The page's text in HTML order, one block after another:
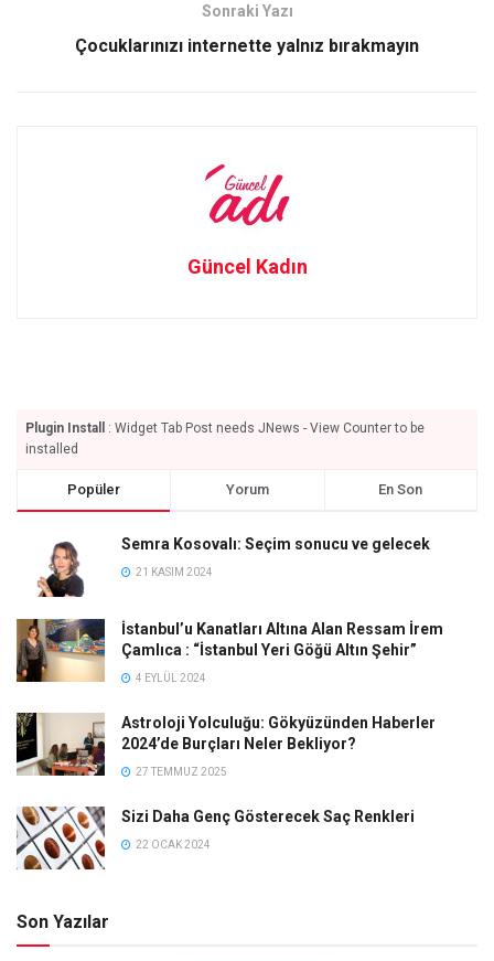
n
Sonraki Yazı
Çocuklarınızı internette yalnız bırakmayın
Güncel Kadın
Plugin Install
: Widget Tab Post needs JNews - View Counter to be
installed
Popüler Yorum En Son
Semra Kosovalı: Seçim sonucu ve gelecek
21 KASIM 2024
İstanbul’u Kanatları Altına Alan Ressam İrem
Çamlıca : “İstanbul Yeri Göğü Altın Şehir”
4 EYLÜL 2024
Astroloji Yolculuğu: Gökyüzünden Haberler
2024’de Burçları Neler Bekliyor?
27 TEMMUZ 2025
Sizi Daha Genç Gösterecek Saç Renkleri
22 OCAK 2024
Son Yazılar